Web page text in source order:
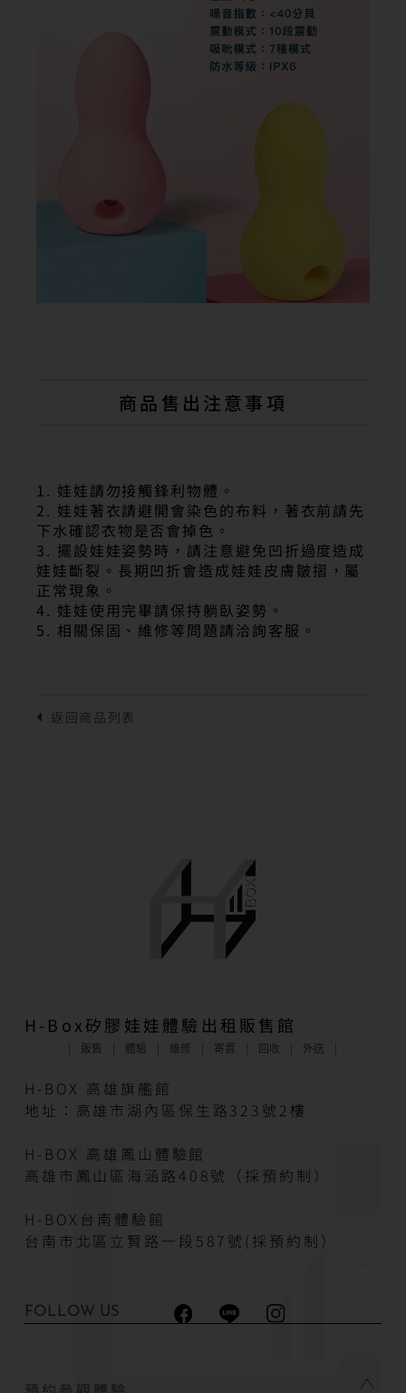
商品售出注意事項
1. 娃娃請勿接觸鋒利物體。
2. 娃娃著衣請避開會染色的布料，著衣前請先
下水確認衣物是否會掉色。
3. 擺設娃娃姿勢時，請注意避免凹折過度造成
娃娃斷裂。長期凹折會造成娃娃皮膚皺摺，屬
正常現象。
4. 娃娃使用完畢請保持躺臥姿勢。
5. 相關保固、維修等問題請洽詢客服。
H-Box矽膠娃娃體驗出租販售館
販售 體驗 維修 寄賣 回收 外送
H-BOX 高雄旗艦館
地址：高雄市湖內區保生路323號2樓
H-BOX 高雄鳳山體驗館
高雄市鳳山區海涵路408號（採預約制）
H-BOX台南體驗館
台南市北區立賢路一段587號(採預約制）
FOLLOW US